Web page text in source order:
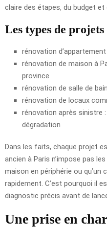
claire des étapes, du budget et
Les types de
rénovation
rénovation de maison à
province
rénovation de salle de
rénovation de locaux
rénovation après sinistre
dégradation
Dans les faits, chaque projet
ancien à Paris n’impose pas
maison en périphérie ou
rapidement. C’est pourquoi il
diagnostic précis avant de
Une prise en